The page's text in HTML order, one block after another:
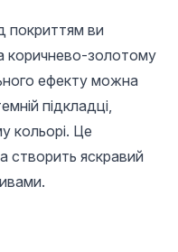
покриттям ви
коричнево-золотому
ефекту можна
підкладці,
кольорі. Це
створить яскравий